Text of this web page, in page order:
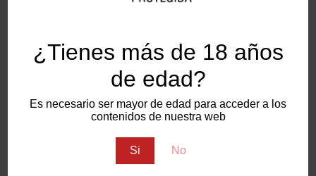
¿Tienes más de 18 años
de edad?
Es necesario ser mayor de edad para acceder a los
contenidos de nuestra web
Si No
ATASCABURRAS
¿Qué es?